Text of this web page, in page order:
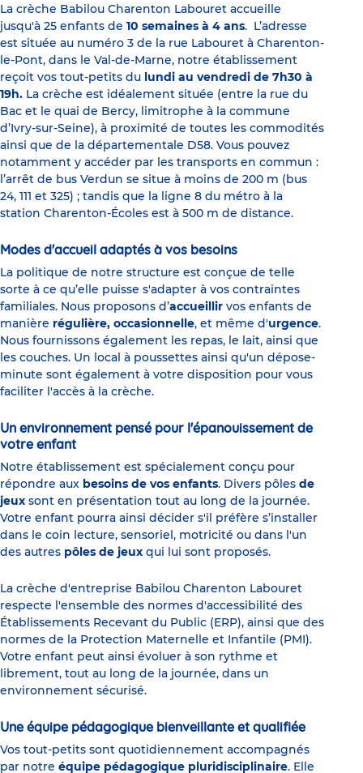
La crèche Babilou Charenton Labouret accueille
jusqu'à 25 enfants de 10 semaines à 4 ans. L’adresse
est située au numéro 3 de la rue Labouret à Charenton-
le-Pont, dans le Val-de-Marne, notre établissement
reçoit vos tout-petits du lundi au vendredi de 7h30 à
19h. La crèche est idéalement située (entre la rue du
Bac et le quai de Bercy, limitrophe à la commune
d’Ivry-sur-Seine), à proximité de toutes les commodités
ainsi que de la départementale D58. Vous pouvez
notamment y accéder par les transports en commun :
l’arrêt de bus Verdun se situe à moins de 200 m (bus
24, 111 et 325) ; tandis que la ligne 8 du métro à la
station Charenton-Écoles est à 500 m de distance.
Modes d'accueil adaptés à vos besoins
La politique de notre structure est conçue de telle
sorte à ce qu’elle puisse s'adapter à vos contraintes
familiales. Nous proposons d’accueillir vos enfants de
manière régulière, occasionnelle, et même d'urgence.
Nous fournissons également les repas, le lait, ainsi que
les couches. Un local à poussettes ainsi qu'un dépose-
minute sont également à votre disposition pour vous
faciliter l'accès à la crèche.
Un environnement pensé pour l'épanouissement de
votre enfant
Notre établissement est spécialement conçu pour
répondre aux besoins de vos enfants. Divers pôles de
jeux sont en présentation tout au long de la journée.
Votre enfant pourra ainsi décider s'il préfère s’installer
dans le coin lecture, sensoriel, motricité ou dans l'un
des autres pôles de jeux qui lui sont proposés.
La crèche d'entreprise Babilou Charenton Labouret
respecte l'ensemble des normes d'accessibilité des
Établissements Recevant du Public (ERP), ainsi que des
normes de la Protection Maternelle et Infantile (PMI).
Votre enfant peut ainsi évoluer à son rythme et
librement, tout au long de la journée, dans un
environnement sécurisé.
Une équipe pédagogique bienveillante et qualifiée
Vos tout-petits sont quotidiennement accompagnés
par notre équipe pédagogique pluridisciplinaire. Elle